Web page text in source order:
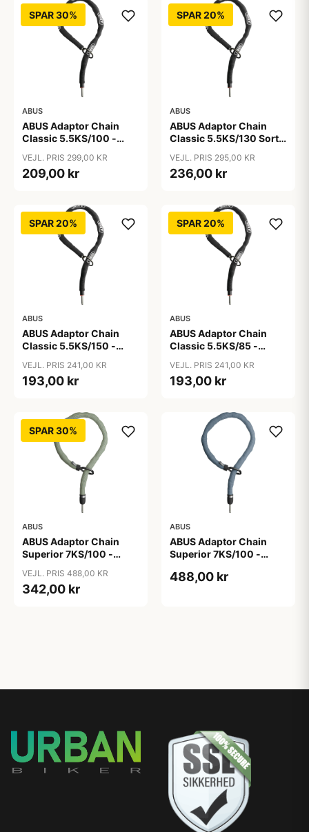
SPAR 30%
ABUS
ABUS Adaptor Chain
Classic 5.5KS/100 -
VEJL. PRIS 299,00 KR
209,00 kr
SPAR 20%
ABUS
ABUS Adaptor Chain
Classic 5.5KS/130 Sort -
VEJL. PRIS 295,00 KR
236,00 kr
SPAR 20%
ABUS
ABUS Adaptor Chain
Classic 5.5KS/150 -
VEJL. PRIS 241,00 KR
193,00 kr
SPAR 20%
ABUS
ABUS Adaptor Chain
Classic 5.5KS/85 -
VEJL. PRIS 241,00 KR
193,00 kr
SPAR 30%
ABUS
ABUS Adaptor Chain
Superior 7KS/100 -
Green
VEJL. PRIS 488,00 KR
342,00 kr
ABUS
ABUS Adaptor Chain
Superior 7KS/100 -
488,00 kr